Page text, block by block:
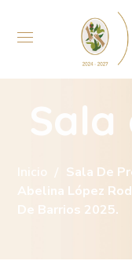
Sala
Inicio Sala De
Abelina López
De Barrios 2025.